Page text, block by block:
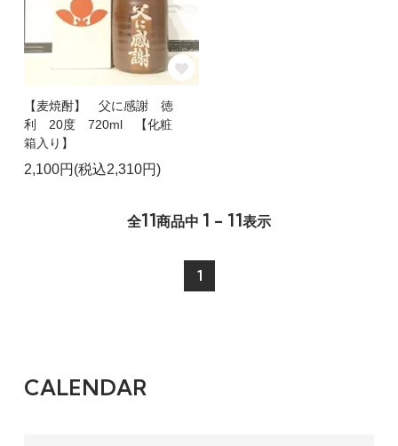
【麦焼酎】 父に感謝 徳
利 20度 720ml 【化粧
箱入り】
2,100円(税込2,310円)
全11商品中 1 - 11表示
1
CALENDAR